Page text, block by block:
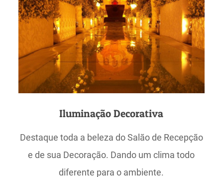
Iluminação Decorativa
Destaque toda a beleza do Salão de Recepção
e de sua Decoração. Dando um clima todo
diferente para o ambiente.